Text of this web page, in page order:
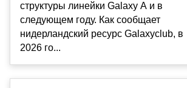
структуры линейки Galaxy A и в
следующем году. Как сообщает
нидерландский ресурс Galaxyclub, в
2026 го...